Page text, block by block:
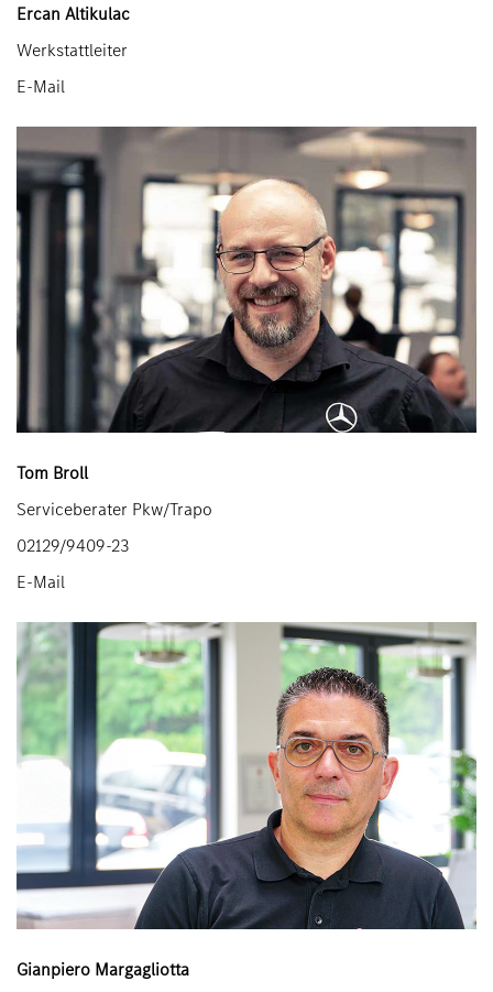
Ercan Altikulac
Werkstattleiter
E-Mail
Tom Broll
Serviceberater Pkw/Trapo
02129/9409-23
E-Mail
Gianpiero Margagliotta